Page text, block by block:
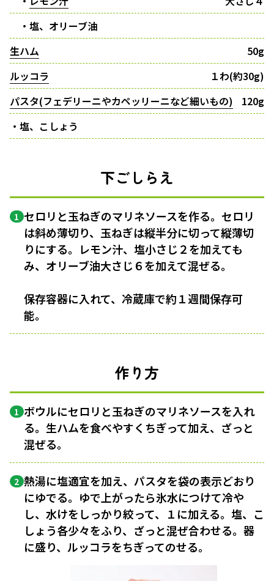
・塩、オリーブ油
生ハム
50g
ルッコラ
１わ(約30g)
パスタ(フェデリーニやカペッリーニなど細いもの)
120g
・塩、こしょう
下ごしらえ
1 セロリと玉ねぎのマリネソースを作る。セロリ
は斜め薄切り、玉ねぎは縦半分に切って縦薄切
りにする。レモン汁、塩小さじ２を加えても
み、オリーブ油大さじ６を加えて混ぜる。
保存容器に入れて、冷蔵庫で約１週間保存可
能。
作り方
1 ボウルにセロリと玉ねぎのマリネソースを入れ
る。生ハムを食べやすくちぎって加え、ざっと
混ぜる。
2 熱湯に塩適宜を加え、パスタを袋の表示どおり
にゆでる。ゆで上がったら氷水につけて冷や
し、水けをしっかり絞って、１に加える。塩、こ
しょう各少々をふり、ざっと混ぜ合わせる。器
に盛り、ルッコラをちぎってのせる。